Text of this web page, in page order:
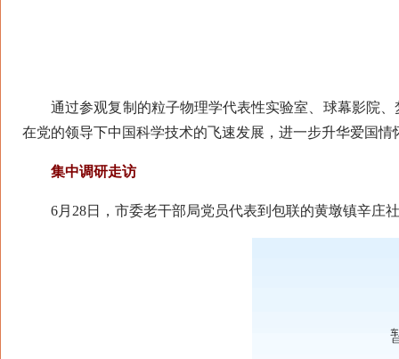
通过参观复制的粒子物理学代表性实验室、球幕影院、
在党的领导下中国科学技术的飞速发展，进一步升华爱国情
集中调研走访
6月28日，市委老干部局党员代表到包联的黄墩镇辛庄